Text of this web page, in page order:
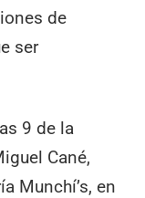
de
ser
9 de la
Cané,
Munchí’s, en